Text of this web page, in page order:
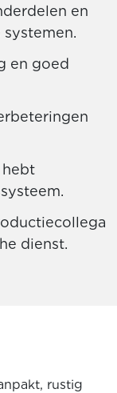
en
en goed
hebt
dienst.
rustig